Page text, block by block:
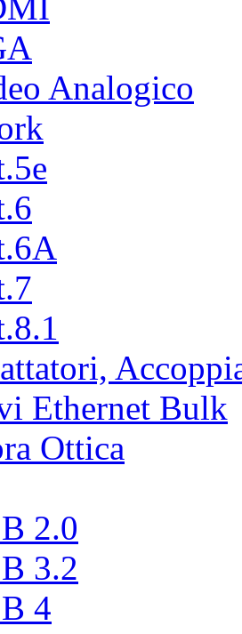
Analogico
Ethernet Bulk
Ottica
2.0
3.2
4